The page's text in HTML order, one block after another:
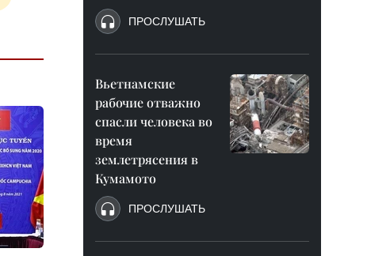
ПРОСЛУШАТЬ
Вьетнамские
рабочие отважно
спасли человека во
время
землетрясения в
Кумамото
ПРОСЛУШАТЬ